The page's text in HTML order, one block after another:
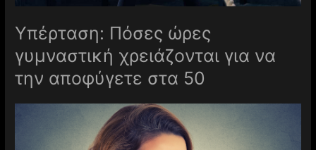
Υπέρταση: Πόσες ώρες
γυμναστική χρειάζονται για να
την αποφύγετε στα 50